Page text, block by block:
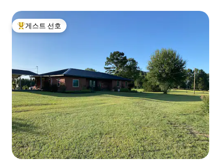
상위 게스트 선호
게스트 선호